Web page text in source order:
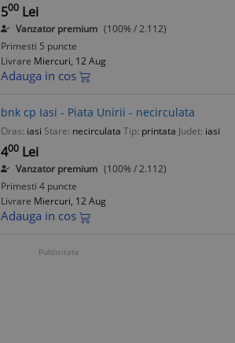
500 Lei
Vanzator premium (100% / 2.112)
Primesti 5 puncte
Livrare Miercuri, 12 Aug
Adauga in cos
bnk cp Iasi - Piata Unirii - necirculata
Oras: iasi Stare: necirculata Tip: printata Judet: iasi
400 Lei
Vanzator premium (100% / 2.112)
Primesti 4 puncte
Livrare Miercuri, 12 Aug
Adauga in cos
Publicitate